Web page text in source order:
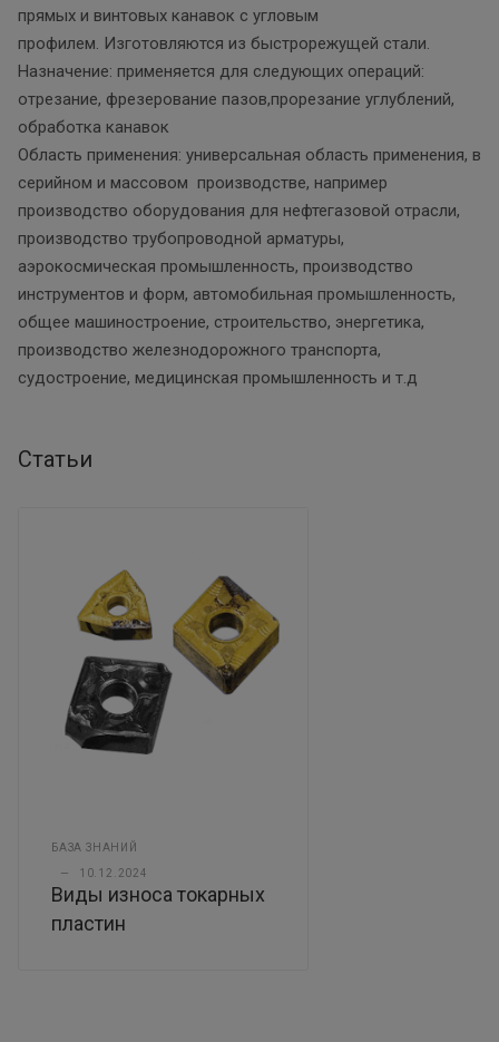
прямых и винтовых канавок с угловым
профилем. Изготовляются из быстрорежущей стали.
Назначение: применяется для следующих операций:
отрезание, фрезерование пазов,прорезание углублений,
обработка канавок
Область применения: универсальная область применения, в
серийном и массовом производстве, например
производство оборудования для нефтегазовой отрасли,
производство трубопроводной арматуры,
аэрокосмическая промышленность, производство
инструментов и форм, автомобильная промышленность,
общее машиностроение, строительство, энергетика,
производство железнодорожного транспорта,
судостроение, медицинская промышленность и т.д
Статьи
БАЗА ЗНАНИЙ
— 10.12.2024
Виды износа токарных
пластин